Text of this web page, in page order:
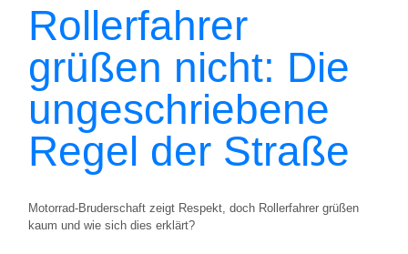
Rollerfahrer
grüßen nicht: Die
ungeschriebene
Regel der Straße
Motorrad-Bruderschaft zeigt Respekt, doch Rollerfahrer grüßen
kaum und wie sich dies erklärt?